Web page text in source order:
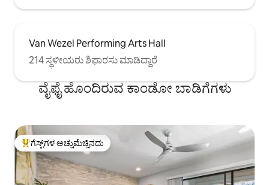
Van Wezel Performing Arts Hall
214 ಸ್ಥಳೀಯರು ಶಿಫಾರಸು ಮಾಡಿದ್ದಾರೆ
ವೈಫೈ ಹೊಂದಿರುವ ಕಾಂಡೋ ಬಾಡಿಗೆಗಳು
ಗೆಸ್ಟ್‌ಗಳಿಗೆ ಅತಿ ಹೆಚ್ಚು ಅಚ್ಚುಮೆಚ್ಚಿನದು
ಗೆಸ್ಟ್‌ಗಳ ಅಚ್ಚುಮೆಚ್ಚಿನದು